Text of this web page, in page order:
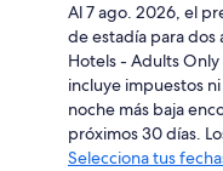
Al 7 ago. 2026, el
de estadía para dos
Hotels - Adults
incluye impuestos
noche más baja
próximos 30 días.
Selecciona tus